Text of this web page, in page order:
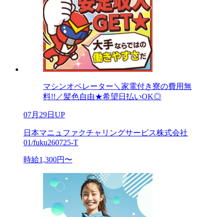
マシンオペレーター＼家電付き寮の費用無
料!!／髪色自由★希望日払いOK◎
07月29日UP
日本マニュファクチャリングサービス株式会社
01/fuku260725-T
時給1,300円〜